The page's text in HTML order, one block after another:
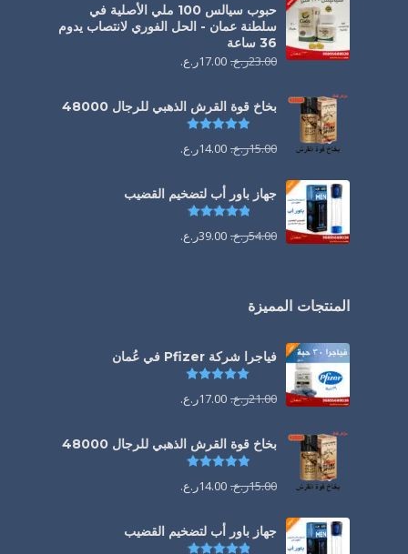
حبوب سيالس 100 ملي الأصلية في
سلطنة عمان - الحل الفوري لانتصاب يدوم
36 ساعة
23.00ر.ع. 17.00ر.ع.
بخاخ قوة القرش الذهبي للرجال 48000
تم التقييم
15.00ر.ع. 14.00ر.ع.
جهاز باور أب لتضخيم القضيب
تم التقييم
54.00ر.ع. 39.00ر.ع.
المنتجات المميزة
فياجرا شركة Pfizer في عُمان
21.00ر.ع. 17.00ر.ع.
بخاخ قوة القرش الذهبي للرجال 48000
تم التقييم
15.00ر.ع. 14.00ر.ع.
جهاز باور أب لتضخيم القضيب
تم التقييم